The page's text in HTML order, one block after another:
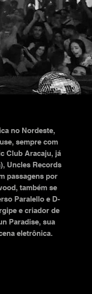
no Nordeste,
sempre com
Club Aracaju, já
Uncles Records
passagens por
também se
Paralello e D-
e criador de
Paradise, sua
eletrônica.